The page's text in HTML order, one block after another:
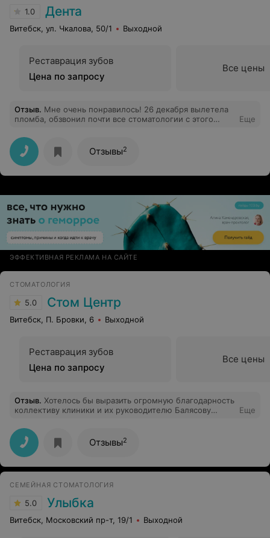
1.0 Дента
Витебск, ул. Чкалова, 50/1 Выходной
Реставрация зубов
Цена по запросу
Все цены
Отзыв. Мне очень понравилось! 26 декабря вылетела
пломба, обзвонил почти все стоматологии с этого
специалистов. Сделали все очень быстро и
качественно в тот же день. Спасибо!!!
Еще
Отзывы2
ЭФФЕКТИВНАЯ РЕКЛАМА НА САЙТЕ
СТОМАТОЛОГИЯ
5.0 Стом Центр
Витебск, П. Бровки, 6 Выходной
Реставрация зубов
Цена по запросу
Все цены
Отзыв. Хотелось бы выразить огромную благодарность
коллективу клиники и их руководителю Балясову
критическая ситуация, и в России никто не хотел
браться в принципе, но Владимир Александрович
вытащил их с "того света" и уже два года ношу
металлокерамику в 24 зуба и радуюсь!! Спасибо
огромное! Всем советую приходить сюда и не тратить
Еще
Отзывы2
СЕМЕЙНАЯ СТОМАТОЛОГИЯ
5.0 Улыбка
Витебск, Московский пр-т, 19/1 Выходной